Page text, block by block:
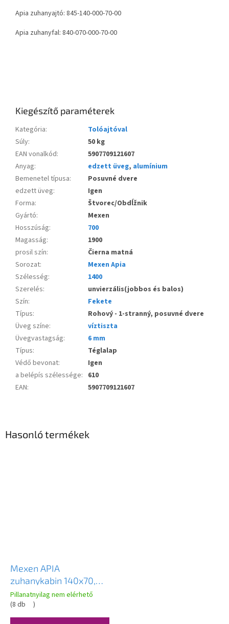
Apia zuhanyajtó: 845-140-000-70-00
Apia zuhanyfal: 840-070-000-70-00
Kiegészítő paraméterek
Kategória:
Tolóajtóval
Súly:
50 kg
EAN vonalkód:
5907709121607
Anyag: edzett üveg, alumínium
Bemenetel típusa:
Posuvné dvere
edzett üveg:
Igen
Forma:
Štvorec/Obdĺžnik
Gyártó:
Mexen
Hosszúság:
700
Magasság:
1900
prosil szín:
Čierna matná
Sorozat:
Mexen Apia
Szélesség:
1400
Szerelés:
unvierzális(jobbos és balos)
Szín:
Fekete
Típus:
Rohový - 1-stranný, posuvné dvere
Üveg színe:
víztiszta
Üvegvastagság:
6 mm
Típus:
Téglalap
Védő bevonat:
Igen
a belépís szélessége: 610
EAN: 5907709121607
Hasonló termékek
Mexen APIA
zuhanykabin 140x70,
átlátszó csíkok / króm
profil, 840-140-070-01-
20
Pillanatnyilag nem elérhető
(8 db )